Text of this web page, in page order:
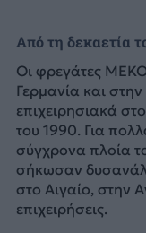
Από τη δεκαετία
Οι φρεγάτες
Γερμανία και
επιχειρησιακά
του 1990. Για
σύγχρονα πλοία
σήκωσαν
στο Αιγαίο, στην
επιχειρήσεις.